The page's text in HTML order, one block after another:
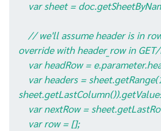
var sheet =
// we'll assume header is in
override with header_row in GET/
var headRow =
var headers =
var nextRow =
var row = [];